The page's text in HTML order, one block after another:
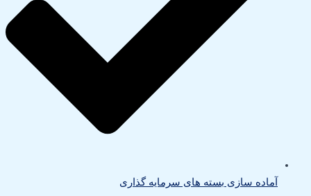
آماده سازی بسته های سرمایه گذاری